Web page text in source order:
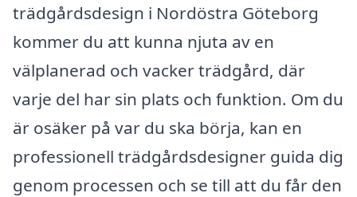
trädgårdsdesign i Nordöstra Göteborg
kommer du att kunna njuta av en
välplanerad och vacker trädgård, där
varje del har sin plats och funktion. Om du
är osäker på var du ska börja, kan en
professionell trädgårdsdesigner guida dig
genom processen och se till att du får den